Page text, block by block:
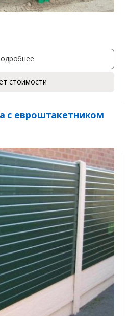
стоимости
с евроштакетником